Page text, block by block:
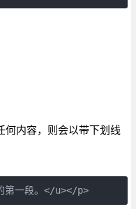
内容，则会以带下划线
第一段。</u></p>